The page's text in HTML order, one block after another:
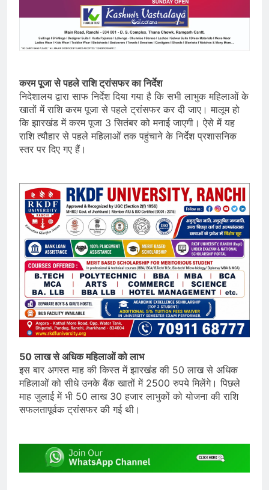
करम पूजा से पहले राशि ट्रांसफर का निर्देश
निदेशालय द्वारा साफ निर्देश दिया गया है कि सभी लाभुक महिलाओं के
खातों में राशि करम पूजा से पहले ट्रांसफर कर दी जाए। मालूम हो
कि झारखंड में करम पूजा 3 सितंबर को मनाई जाएगी। ऐसे में यह
राशि त्यौहार से पहले महिलाओं तक पहुंचाने के निर्देश प्रशासनिक
स्तर पर दिए गए हैं।
50 लाख से अधिक महिलाओं को लाभ
इस बार अगस्त माह की किस्त में झारखंड की 50 लाख से अधिक
महिलाओं को सीधे उनके बैंक खातों में 2500 रुपये मिलेंगे। पिछले
माह जुलाई में भी 50 लाख 30 हजार लाभुकों को योजना की राशि
सफलतापूर्वक ट्रांसफर की गई थी।